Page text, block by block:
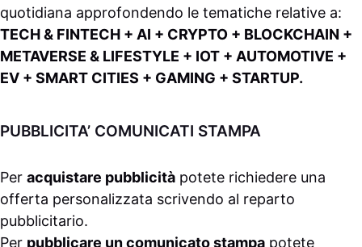
quotidiana approfondendo le tematiche relative a:
TECH & FINTECH + AI + CRYPTO + BLOCKCHAIN +
METAVERSE & LIFESTYLE + IOT + AUTOMOTIVE +
EV + SMART CITIES + GAMING + STARTUP.
PUBBLICITA’ COMUNICATI STAMPA
Per acquistare pubblicità potete richiedere una
offerta personalizzata scrivendo al reparto
pubblicitario.
Per pubblicare un comunicato stampa potete